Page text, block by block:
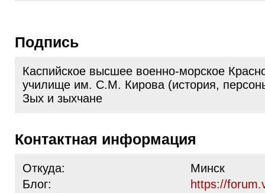
Подпись
Каспийское высшее военно-морское
училище им. С.М. Кирова (история,
Зых и зыхчане
Контактная информация
Откуда:
Минск
Блог:
https://